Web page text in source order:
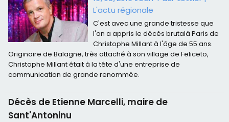
L'actu régionale
C'est avec une grande tristesse que
l'on a appris le décès brutalà Paris de
Christophe Millant à l'âge de 55 ans.
Originaire de Balagne, très attaché à son village de Feliceto,
Christophe Millant était à la tête d'une entreprise de
communication de grande renommée.
Décès de Etienne Marcelli, maire de
Sant'Antoninu